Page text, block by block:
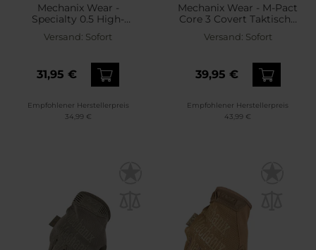
Mechanix Wear -
Specialty 0.5 High-
Dexterity Taktische
Handschuhe - Covert
Versand: Sofort
31,95 €
Empfohlener Herstellerpreis
34,99 €
Mechanix Wear - M-Pact
Core 3 Covert Taktische
Handschuhe - Black
Versand: Sofort
39,95 €
Empfohlener Herstellerpreis
43,99 €